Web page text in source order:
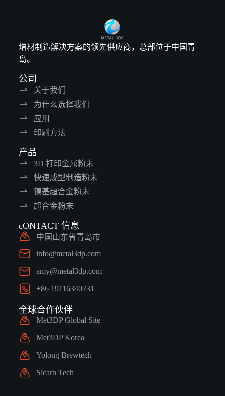
增材制造解决方案的领先供应商，总部位于中国青
岛。
公司
关于我们
为什么选择我们
应用
印刷方法
产品
3D 打印金属粉末
快速成型制造粉末
镍基超合金粉末
超合金粉末
cONTACT 信息
中国山东省青岛市
info@metal3dp.com
amy@metal3dp.com
+86 19116340731
全球合作伙伴
Met3DP Global Site
Met3DP Korea
Yolong Brewtech
Sicarb Tech